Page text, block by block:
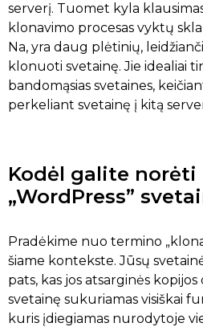
serverį. Tuomet kyla
klonavimo procesas vyktų
Na, yra daug plėtinių,
klonuoti svetainę. Jie idealiai
bandomąsias svetaines,
perkeliant svetainę į kitą
Kodėl galite
„WordPress”
Pradėkime nuo termino
šiame kontekste. Jūsų
pats, kas jos atsarginės
svetainę sukuriamas visiškai
kuris įdiegiamas nurodytoje